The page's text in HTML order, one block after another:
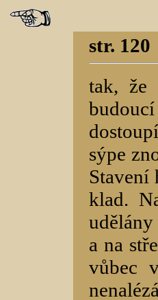
str. 120
tak, že
sýpe
Stavení
klad.
a na
vůbec